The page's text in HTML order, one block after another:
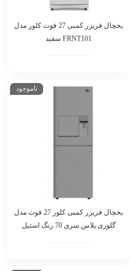
یخچال فریزر کمبی 27 فوت کلور مدل
FRNT101 سفید
ناموجود
یخچال فریزر کمبی کلور 27 فوت مدل
گلوری پلاس سری 70 رنگ استیل